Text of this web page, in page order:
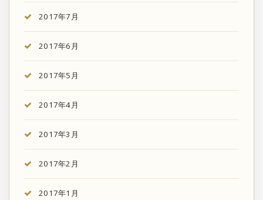
2017年7月
2017年6月
2017年5月
2017年4月
2017年3月
2017年2月
2017年1月